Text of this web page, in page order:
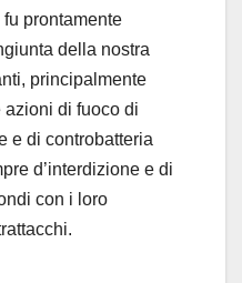
prontamente
della nostra
principalmente
di fuoco di
e di controbatteria
d’interdizione e di
con i loro